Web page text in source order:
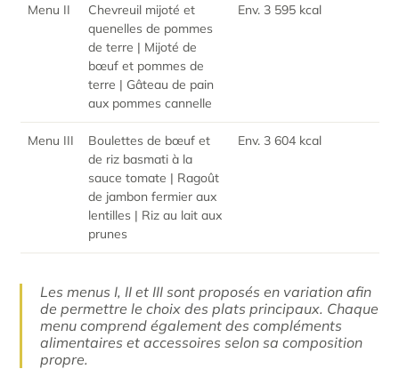
Menu II
Chevreuil mijoté et
quenelles de pommes
de terre | Mijoté de
bœuf et pommes de
terre | Gâteau de pain
aux pommes cannelle
Env. 3 595 kcal
Menu III
Boulettes de bœuf et
de riz basmati à la
sauce tomate | Ragoût
de jambon fermier aux
lentilles | Riz au lait aux
prunes
Env. 3 604 kcal
Les menus I, II et III sont proposés en variation afin
de permettre le choix des plats principaux. Chaque
menu comprend également des compléments
alimentaires et accessoires selon sa composition
propre.